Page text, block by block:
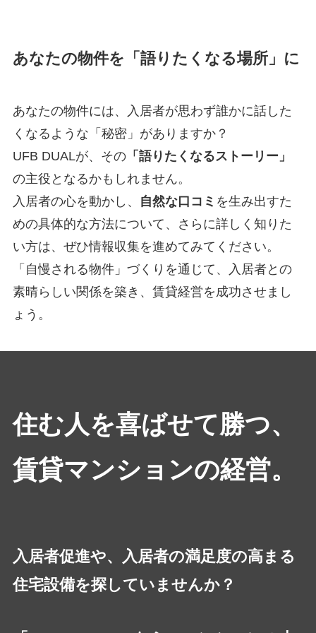
あなたの物件を「語りたくなる場所」に
あなたの物件には、入居者が思わず誰かに話した
くなるような「秘密」がありますか？
UFB DUALが、その「語りたくなるストーリー」
の主役となるかもしれません。
入居者の心を動かし、
自然な口コミ を生み出すた
めの具体的な方法について、さらに詳しく知りた
い方は、ぜひ情報収集を進めてみてください。
「自慢される物件」づくりを通じて、入居者との
素晴らしい関係を築き、賃貸経営を成功させまし
ょう。
住む人を喜ばせて勝つ、
賃貸マンションの経営。
入居者促進や、入居者の満足度の高まる
住宅設備を探していませんか？